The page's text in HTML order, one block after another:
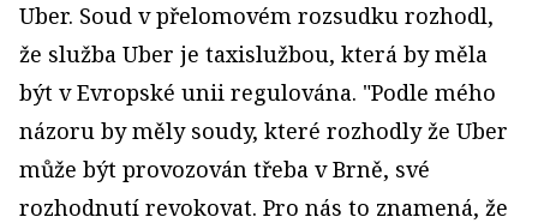
Uber. Soud v přelomovém rozsudku rozhodl,
že služba Uber je taxislužbou, která by měla
být v Evropské unii regulována. "Podle mého
názoru by měly soudy, které rozhodly že Uber
může být provozován třeba v Brně, své
rozhodnutí revokovat. Pro nás to znamená, že